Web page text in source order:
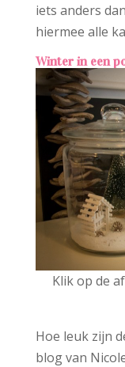
iets anders
hiermee alle
Winter in een
Klik op de
Hoe leuk zijn
blog van